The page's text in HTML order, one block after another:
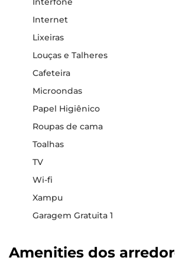
Internet
Lixeiras
Louças e Talheres
Cafeteira
Microondas
Papel Higiênico
Roupas de cama
Toalhas
TV
Wi-fi
Xampu
Garagem Gratuita 1
Amenities dos